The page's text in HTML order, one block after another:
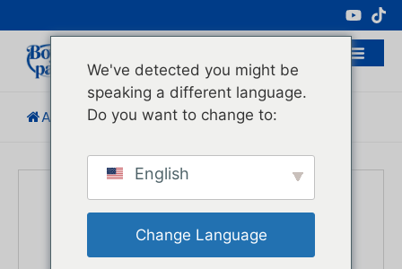
Cosmétiques
Accueil/ Nous Contacter
TÉLÉPHONE
We've detected you might be
speaking a different language.
Do you want to change to:
English
Change Language